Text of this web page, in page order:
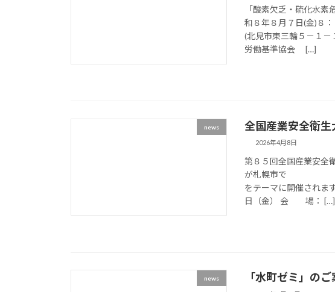
「酸素欠乏・硫化水
和８年８月７日(金)
(北見市東三輪５－１
労働基準協会 […]
news 全国産業安全衛生
2026年4月8日
第８５回全国産業安全
が札幌市で 「大
をテーマに開催されま
日（金） 会 場： […]
news 「水町ゼミ」のご